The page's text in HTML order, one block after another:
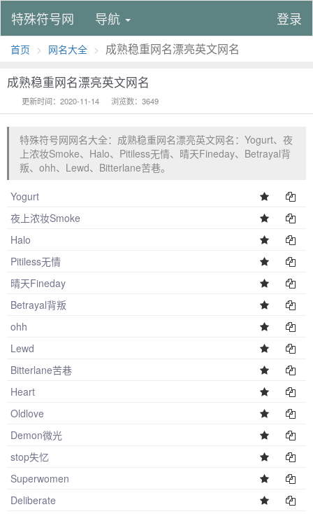
特殊符号网 导航 登录
首页 网名大全 成熟稳重网名漂亮英文网名
成熟稳重网名漂亮英文网名
更新时间：2020-11-14 浏览数：3649
特殊符号网网名大全：成熟稳重网名漂亮英文网名：Yogurt、夜
上浓妆Smoke、Halo、Pitiless无情、晴天Fineday、Betrayal背
叛、ohh、Lewd、Bitterlane苦巷。
Yogurt
夜上浓妆Smoke
Halo
Pitiless无情
晴天Fineday
Betrayal背叛
ohh
Lewd
Bitterlane苦巷
Heart
Oldlove
Demon微光
stop失忆
Superwomen
Deliberate